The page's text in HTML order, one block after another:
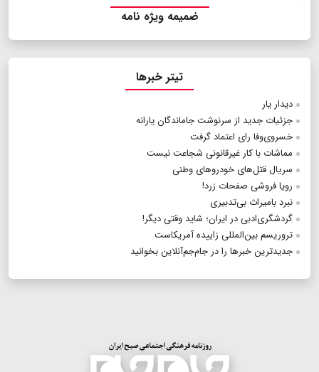
ضمیمه ویژه نامه
تیتر خبرها
دیدار یار
جزئیات جدید از سرنوشت جاماندگان یارانه
خسروی‌وفا رای اعتماد گرفت
مماشات با کار غیرقانونی شجاعت نیست
سریال قتل‌های خودروهای وطنی
رویا فروشی صفحات زرد!
نبرد بامیراث بی‌تدبیری
گردشگری‌ادبی در ایران؛ شاید وقتی دیگر!
تروریسم بین‌المللی زاییده آمریکاست
جدیدترین خبرها را در جام‌جم‌آنلاین بخوانید